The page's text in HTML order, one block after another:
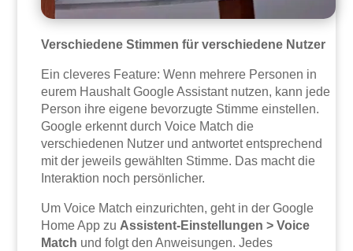
Verschiedene Stimmen für verschiedene Nutzer
Ein cleveres Feature: Wenn mehrere Personen in
eurem Haushalt Google Assistant nutzen, kann jede
Person ihre eigene bevorzugte Stimme einstellen.
Google erkennt durch Voice Match die
verschiedenen Nutzer und antwortet entsprechend
mit der jeweils gewählten Stimme. Das macht die
Interaktion noch persönlicher.
Um Voice Match einzurichten, geht in der Google
Home App zu Assistent-Einstellungen > Voice
Match und folgt den Anweisungen. Jedes